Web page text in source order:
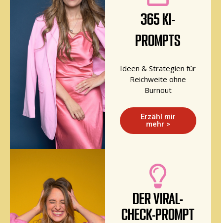
365 KI-
PROMPTS
Ideen & Strategien für
Reichweite ohne
Burnout
Erzähl mir
mehr >
DER VIRAL-
CHECK-PROMPT